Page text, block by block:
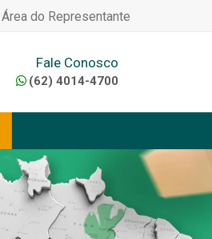
Área do Representante
Fale Conosco
(62) 4014-4700